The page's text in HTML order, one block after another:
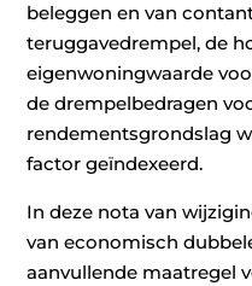
beleggen en van
teruggavedrempel, de
eigenwoningwaarde
de drempelbedragen
rendementsgrondslag
factor geïndexeerd.
In deze nota van
van economisch
aanvullende maatregel